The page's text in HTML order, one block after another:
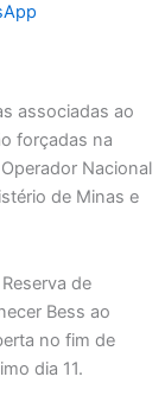
associadas ao
forçadas na
Nacional
de Minas e
de
Bess ao
no fim de
dia 11.